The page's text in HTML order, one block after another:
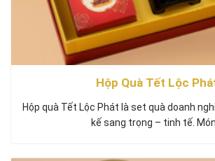
Hộp Quà Tết Lộc
Hộp quà Tết Lộc Phát là set quà doanh
kế sang trọng – tinh tế.